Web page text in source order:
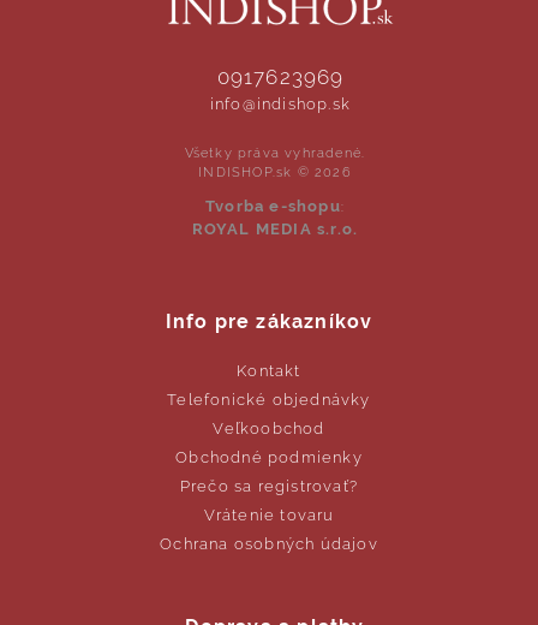
0917623969
info@indishop.sk
Všetky práva vyhradené.
INDISHOP.sk © 2026
Tvorba e-shopu:
ROYAL MEDIA s.r.o.
Info pre zákazníkov
Kontakt
Telefonické objednávky
Veľkoobchod
Obchodné podmienky
Prečo sa registrovať?
Vrátenie tovaru
Ochrana osobných údajov